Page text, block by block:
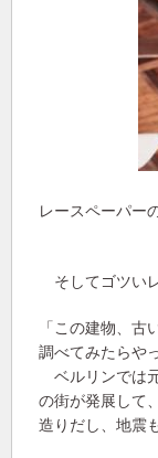
レースペーパー
そしてゴツい
「この建物、
調べてみたらや
ベルリンでは
の街が発展して
造りだし、地震